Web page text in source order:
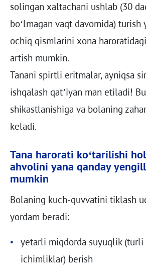
solingan xaltachani ushlab (30
bo‘lmagan vaqt davomida) turish
ochiq qismlarini xona
artish mumkin.
Tanani spirtli eritmalar, ayniqsa
ishqalash qat’iyan man etiladi!
shikastlanishiga va bolaning
keladi.
Tana harorati ko‘tarilishi
ahvolini yana qanday
mumkin
Bolaning kuch-quvvatini tiklash
yordam beradi:
yetarli miqdorda suyuqlik
ichimliklar) berish